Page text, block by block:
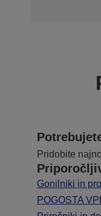
Pridobite
Gonilniki in
POGOSTA